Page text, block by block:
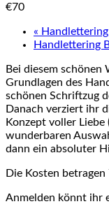
€70
«
Handlettering
Bei diesem
Grundlagen des
schönen Schriftzug
Danach verziert ihr
Konzept voller Liebe
wunderbaren
dann ein absoluter
Die Kosten
Anmelden könnt ihr